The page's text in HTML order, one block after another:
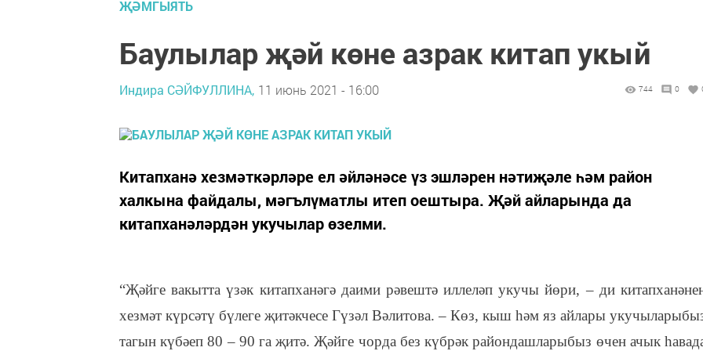
ҖӘМГЫЯТЬ
Баулылар җәй көне азрак китап укый
Индира СӘЙФУЛЛИНА, 11 июнь 2021 - 16:00 744 0
Китапханә хезмәткәрләре ел әйләнәсе үз эшләрен нәтиҗәле һәм район
халкына файдалы, мәгълүматлы итеп оештыра. Җәй айларында да
китапханәләрдән укучылар өзелми.
“Җәйге вакытта үзәк китапханәгә даими рәвештә иллеләп укучы йөри, – ди
хезмәт күрсәтү бүлеге җитәкчесе Гүзәл Вәлитова. – Көз, кыш һәм яз айлары
тагын күбәеп 80 – 90 га җитә. Җәйге чорда без күбрәк райондашларыбыз өчен ачык